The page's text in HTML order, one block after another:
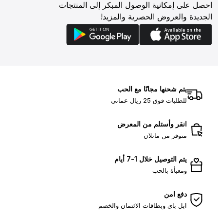
احصل على إمكانية الوصول المبكر إلى المنتجات
الجديدة والعروض الحصرية والمزيد!
يتم شحنها مجانًا مع الحب
للطلبات فوق 25 ريال عماني
انقر وأستلم من المعرض
متوفر من ماتلان
يتم التوصيل خلال 1-7 أيام
ومعبأة بالحب
دفع امن
ابل باي وبطاقات الائتمان والخصم